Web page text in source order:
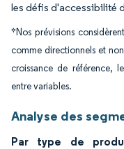
les défis d'accessibilité
*Nos prévisions
comme directionnels et
croissance de référence,
entre variables.
Analyse des
Par type de